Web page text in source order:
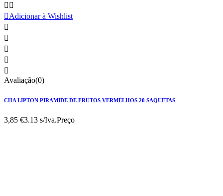
 
Adicionar à Wishlist





Avaliação(0)
CHA LIPTON PIRAMIDE DE FRUTOS VERMELHOS 20 SAQUETAS
3,85 €3.13 s/Iva.Preço